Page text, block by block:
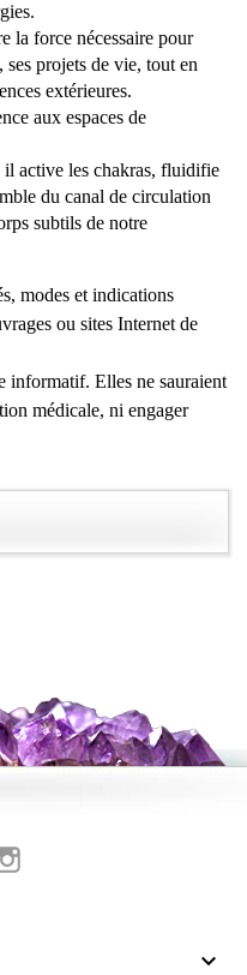
la force nécessaire pour
ses projets de vie, tout en
extérieures.
aux espaces de
active les chakras, fluidifie
du canal de circulation
subtils de notre
modes et indications
ou sites Internet de
informatif. Elles ne sauraient
médicale, ni engager
